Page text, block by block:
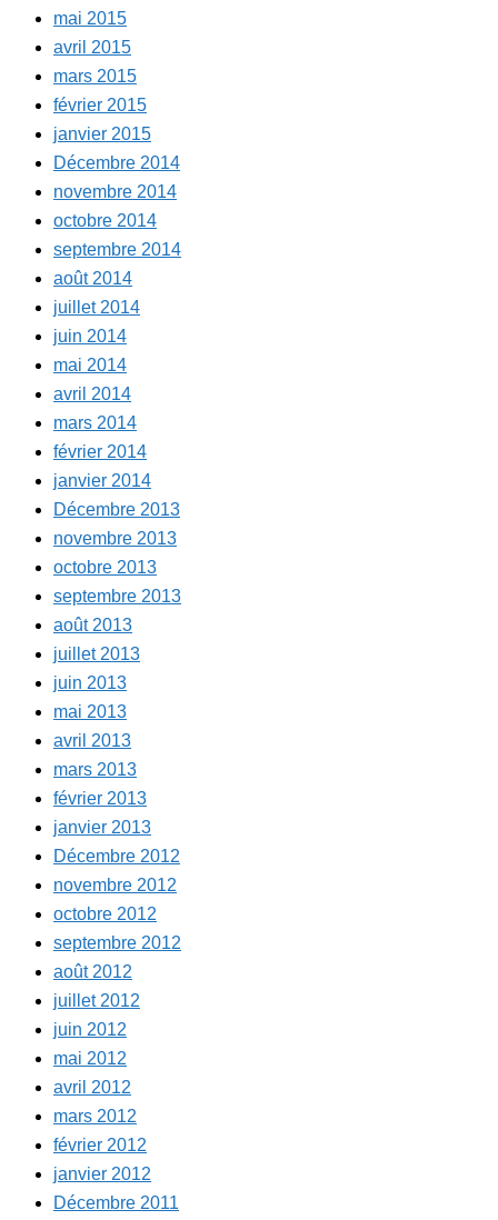
mai 2015
avril 2015
mars 2015
février 2015
janvier 2015
Décembre 2014
novembre 2014
octobre 2014
septembre 2014
août 2014
juillet 2014
juin 2014
mai 2014
avril 2014
mars 2014
février 2014
janvier 2014
Décembre 2013
novembre 2013
octobre 2013
septembre 2013
août 2013
juillet 2013
juin 2013
mai 2013
avril 2013
mars 2013
février 2013
janvier 2013
Décembre 2012
novembre 2012
octobre 2012
septembre 2012
août 2012
juillet 2012
juin 2012
mai 2012
avril 2012
mars 2012
février 2012
janvier 2012
Décembre 2011